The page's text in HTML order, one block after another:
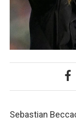
Sebastian